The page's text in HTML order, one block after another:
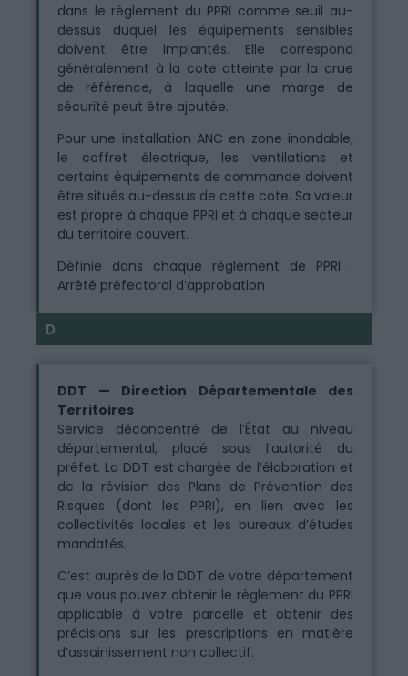
dans le règlement du PPRI comme seuil au-
dessus duquel les équipements sensibles
doivent être implantés. Elle correspond
généralement à la cote atteinte par la crue
de référence, à laquelle une marge de
sécurité peut être ajoutée.
Pour une installation ANC en zone inondable,
le coffret électrique, les ventilations et
certains équipements de commande doivent
être situés au-dessus de cette cote. Sa valeur
est propre à chaque PPRI et à chaque secteur
du territoire couvert.
Définie dans chaque règlement de PPRI ·
Arrêté préfectoral d’approbation
D
DDT — Direction Départementale des
Territoires
Service déconcentré de l’État au niveau
départemental, placé sous l’autorité du
préfet. La DDT est chargée de l’élaboration et
de la révision des Plans de Prévention des
Risques (dont les PPRI), en lien avec les
collectivités locales et les bureaux d’études
mandatés.
C’est auprès de la DDT de votre département
que vous pouvez obtenir le règlement du PPRI
applicable à votre parcelle et obtenir des
précisions sur les prescriptions en matière
d’assainissement non collectif.